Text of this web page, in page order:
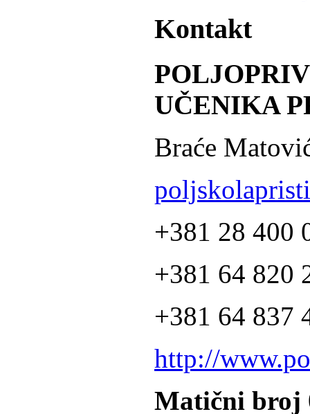
Kontakt
UČENIKA
Braće
+381 28 400
+381 64 820
+381 64 837
http://
Matični broj